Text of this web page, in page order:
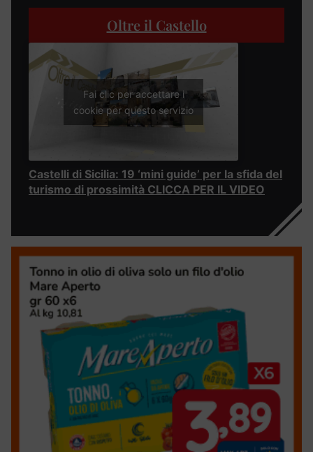
Oltre il Castello
Fai clic per accettare i
cookie per questo servizio
Castelli di Sicilia: 19 ‘mini guide’ per la sfida del
turismo di prossimità CLICCA PER IL VIDEO